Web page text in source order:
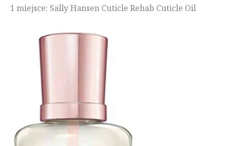
1 miejsce: Sally Hansen Cuticle Rehab Cuticle Oil